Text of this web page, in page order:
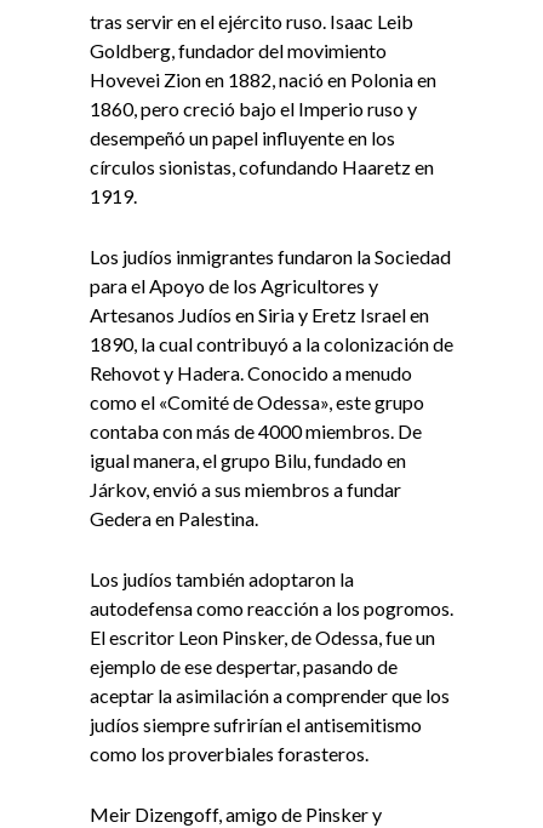
tras servir en el ejército ruso. Isaac Leib
Goldberg, fundador del movimiento
Hovevei Zion en 1882, nació en Polonia en
1860, pero creció bajo el Imperio ruso y
desempeñó un papel influyente en los
círculos sionistas, cofundando Haaretz en
1919.
Los judíos inmigrantes fundaron la Sociedad
para el Apoyo de los Agricultores y
Artesanos Judíos en Siria y Eretz Israel en
1890, la cual contribuyó a la colonización de
Rehovot y Hadera. Conocido a menudo
como el «Comité de Odessa», este grupo
contaba con más de 4000 miembros. De
igual manera, el grupo Bilu, fundado en
Járkov, envió a sus miembros a fundar
Gedera en Palestina.
Los judíos también adoptaron la
autodefensa como reacción a los pogromos.
El escritor Leon Pinsker, de Odessa, fue un
ejemplo de ese despertar, pasando de
aceptar la asimilación a comprender que los
judíos siempre sufrirían el antisemitismo
como los proverbiales forasteros.
Meir Dizengoff, amigo de Pinsker y